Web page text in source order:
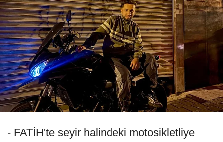
- FATİH'te seyir halindeki motosikletliye